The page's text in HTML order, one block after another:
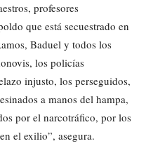
profesores
que está secuestrado en
Baduel y todos los
los policías
injusto, los perseguidos,
a manos del hampa,
por el narcotráfico, por los
el exilio”, asegura.